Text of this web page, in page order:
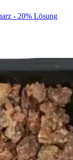
- 20% Lösung